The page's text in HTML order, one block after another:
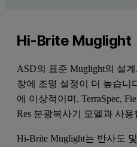
Hi-Brite Muglight
ASD의 표준 Muglight의 설
창에 조명 설정이 더 높습니
에 이상적이며, TerraSpec,
Res 분광복사기 모델과 사
Hi-Brite Muglight는 반사도